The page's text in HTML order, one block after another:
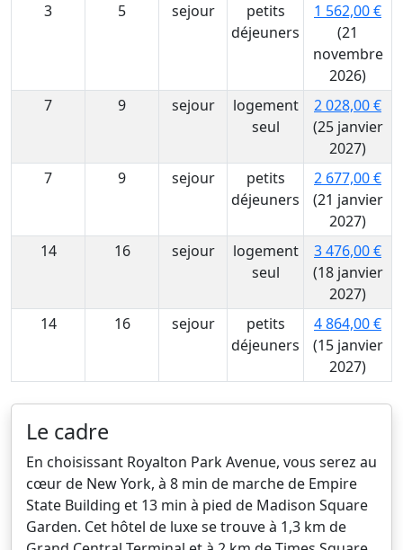
3
5 sejour
petits
déjeuners
1 562,00 €
(21
novembre
2026)
7
9 sejour
logement
seul
2 028,00 €
(25 janvier
2027)
7
9 sejour
petits
déjeuners
2 677,00 €
(21 janvier
2027)
14
16 sejour
logement
seul
3 476,00 €
(18 janvier
2027)
14
16 sejour
petits
déjeuners
4 864,00 €
(15 janvier
2027)
Le cadre
En choisissant Royalton Park Avenue, vous serez au
cœur de New York, à 8 min de marche de Empire
State Building et 13 min à pied de Madison Square
Garden. Cet hôtel de luxe se trouve à 1,3 km de